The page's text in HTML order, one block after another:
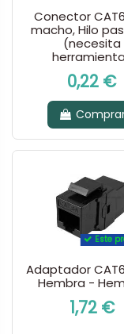
Conector CAT6
macho, Hilo
(necesita
0,22 €
Adaptador
Hembra -
1,72 €
Este